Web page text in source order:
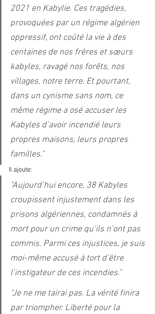
2021 en Kabylie. Ces tragédies,
provoquées par un régime algérien
oppressif, ont coûté la vie à des
centaines de nos frères et sœurs
kabyles, ravagé nos forêts, nos
villages, notre terre. Et pourtant,
dans un cynisme sans nom, ce
même régime a osé accuser les
Kabyles d’avoir incendié leurs
propres maisons, leurs propres
familles."
Il ajoute:
"Aujourd’hui encore, 38 Kabyles
croupissent injustement dans les
prisons algériennes, condamnés à
mort pour un crime qu’ils n’ont pas
commis. Parmi ces injustices, je suis
moi-même accusé à tort d’être
l’instigateur de ces incendies."
"Je ne me tairai pas. La vérité finira
par triompher. Liberté pour la